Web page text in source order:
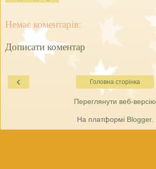
Немає коментарів:
Дописати коментар
‹ Головна сторінка
Переглянути веб-версію
На платформі Blogger.